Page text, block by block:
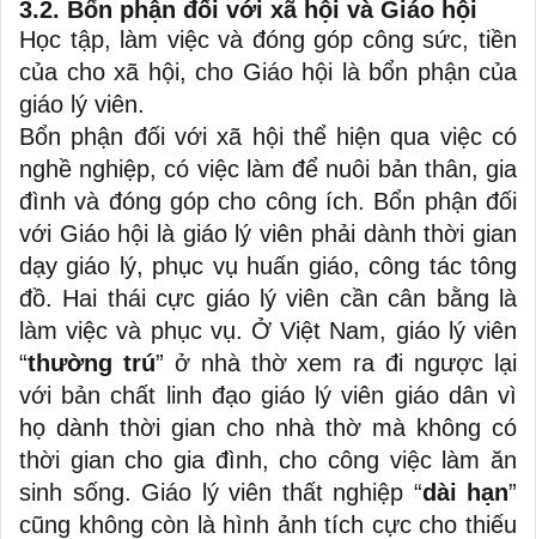
3.2. Bổn phận đối với xã hội và Giáo hội
Học tập, làm việc và đóng góp công sức, tiền
của cho xã hội, cho Giáo hội là bổn phận của
giáo lý viên.
Bổn phận đối với xã hội thể hiện qua việc có
nghề nghiệp, có việc làm để nuôi bản thân, gia
đình và đóng góp cho công ích. Bổn phận đối
với Giáo hội là giáo lý viên phải dành thời gian
dạy giáo lý, phục vụ huấn giáo, công tác tông
đồ. Hai thái cực giáo lý viên cần cân bằng là
làm việc và phục vụ. Ở Việt Nam, giáo lý viên
“thường trú” ở nhà thờ xem ra đi ngược lại
với bản chất linh đạo giáo lý viên giáo dân vì
họ dành thời gian cho nhà thờ mà không có
thời gian cho gia đình, cho công việc làm ăn
sinh sống. Giáo lý viên thất nghiệp “dài hạn”
cũng không còn là hình ảnh tích cực cho thiếu